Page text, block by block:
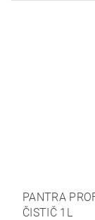
PANTRA
ČISTIČ 1L